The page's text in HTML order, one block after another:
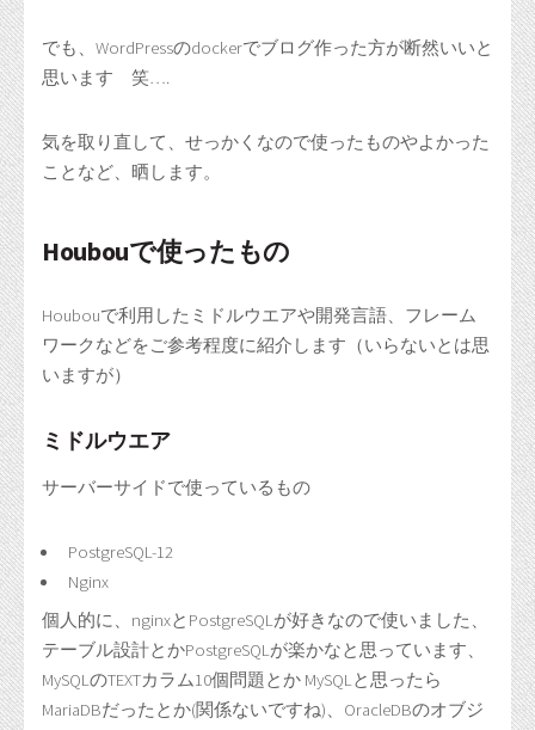
でも、WordPressのdockerでブログ作った方が断然いいと
思います 笑….
気を取り直して、せっかくなので使ったものやよかった
ことなど、晒します。
Houbouで使ったもの
Houbouで利用したミドルウエアや開発言語、フレーム
ワークなどをご参考程度に紹介します（いらないとは思
いますが）
ミドルウエア
サーバーサイドで使っているもの
PostgreSQL-12
Nginx
個人的に、nginxとPostgreSQLが好きなので使いました、
テーブル設計とかPostgreSQLが楽かなと思っています、
MySQLのTEXTカラム10個問題とか MySQLと思ったら
MariaDBだったとか(関係ないですね)、OracleDBのオブジ